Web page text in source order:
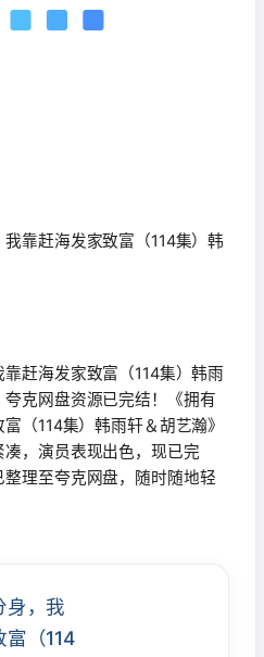
靠赶海发家致富（114集）韩
赶海发家致富（114集）韩雨
克网盘资源已完结！《拥有
（114集）韩雨轩＆胡艺瀚》
，演员表现出色，现已完
理至夸克网盘，随时随地轻
身，我
富（114